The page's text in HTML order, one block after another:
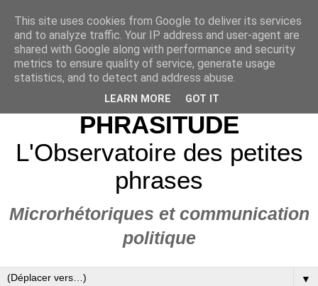
PHRASITUDE
L'Observatoire des petites
phrases
Microrhétoriques et communication
politique
▼
This site uses cookies from Google to deliver its services
and to analyze traffic. Your IP address and user-agent are
shared with Google along with performance and security
metrics to ensure quality of service, generate usage
statistics, and to detect and address abuse.
LEARN MORE GOT IT